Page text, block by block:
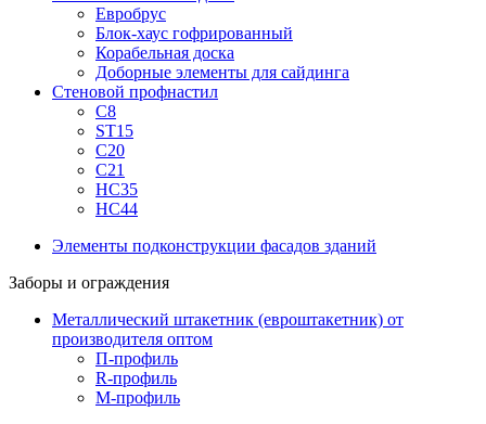
Евробрус
Блок-хаус гофрированный
Корабельная доска
Доборные элементы для сайдинга
Стеновой профнастил
С8
ST15
С20
С21
НС35
НС44
Элементы подконструкции фасадов зданий
Заборы и ограждения
Металлический штакетник (евроштакетник) от
производителя оптом
П-профиль
R-профиль
М-профиль